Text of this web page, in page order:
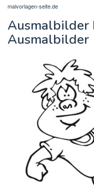
malvorlagen-seite.de
Ausmalbilder
Ausmalbilder